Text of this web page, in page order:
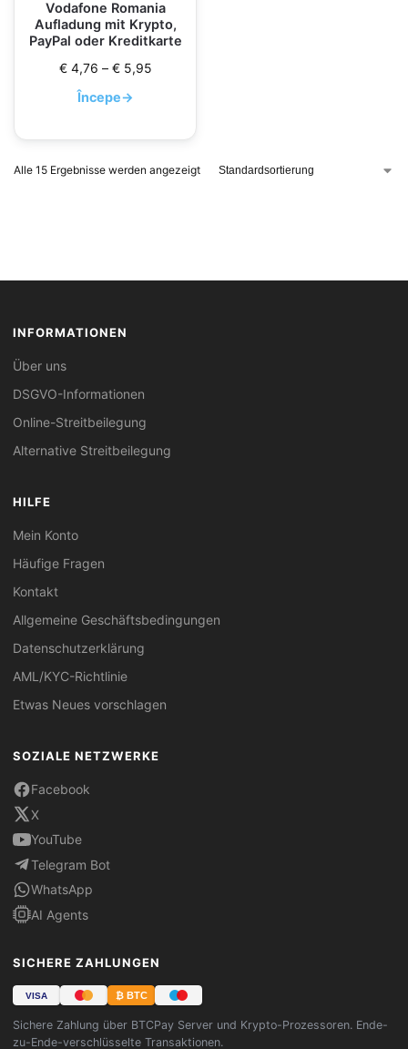
Vodafone Romania
Aufladung mit Krypto,
PayPal oder Kreditkarte
€4,76 – €5,95
Începe→
Alle 15 Ergebnisse werden angezeigt
INFORMATIONEN
Über uns
DSGVO-Informationen
Online-Streitbeilegung
Alternative Streitbeilegung
HILFE
Mein Konto
Häufige Fragen
Kontakt
Allgemeine Geschäftsbedingungen
Datenschutzerklärung
AML/KYC-Richtlinie
Etwas Neues vorschlagen
SOZIALE NETZWERKE
Facebook
X
YouTube
Telegram Bot
WhatsApp
AI Agents
SICHERE ZAHLUNGEN
VISA ₿ BTC
Sichere Zahlung über BTCPay Server und Krypto-Prozessoren. Ende-
zu-Ende-verschlüsselte Transaktionen.